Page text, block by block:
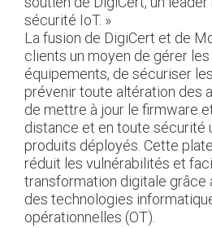
sécurité IoT. »
La fusion de DigiCert et de
clients un moyen de gérer
équipements, de sécuriser
prévenir toute altération des
de mettre à jour le firmware
distance et en toute sécurité
produits déployés. Cette
réduit les vulnérabilités et
transformation digitale grâce
des technologies
opérationnelles (OT).